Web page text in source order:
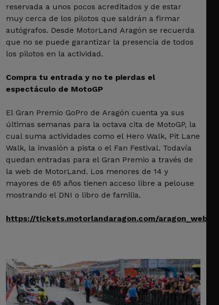
reservada a unos pocos acreditados y de estar
muy cerca de los pilotos que saldrán a firmar
autógrafos. Desde MotorLand Aragón se recuerda
que no se puede garantizar la presencia de todos
los pilotos en la actividad.
Compra tu entrada y no te pierdas el
espectáculo de MotoGP
El Gran Premio GoPro de Aragón cuenta ya sus
últimas semanas para la octava cita de MotoGP, la
cual suma actividades como el Hero Walk, Pit Lane
Walk, la invasión a pista o el Fan Festival. Todavía
quedan entradas para el Gran Premio a través de
la web de MotorLand. Los menores de 14 y
mayores de 65 años tienen acceso libre a pelouse
mostrando el DNI o libro de familia.
https://tickets.motorlandaragon.com/aragon_web/